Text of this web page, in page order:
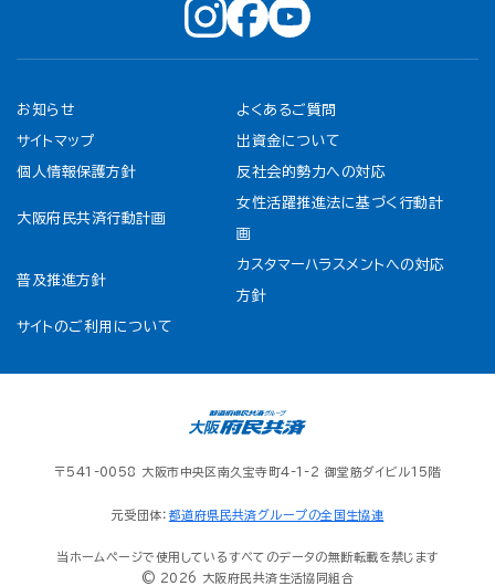
お知らせ よくあるご質問
サイトマップ 出資金について
個人情報保護方針 反社会的勢力への対応
大阪府民共済行動計画
女性活躍推進法に基づく行動計
画
普及推進方針
カスタマーハラスメントへの対応
方針
サイトのご利用について
〒541-0058 大阪市中央区南久宝寺町4-1-2 御堂筋ダイビル15階
元受団体： 都道府県民共済グループの全国生協連
当ホームページで使用しているすべてのデータの無断転載を禁じます
© 2026 大阪府民共済生活協同組合